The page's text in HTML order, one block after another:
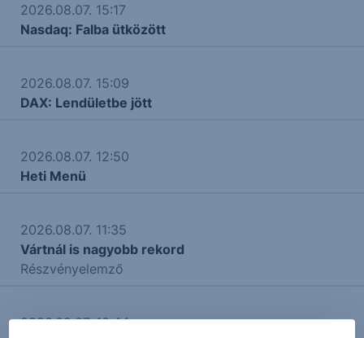
2026.08.07. 15:17
Nasdaq: Falba ütközött
2026.08.07. 15:09
DAX: Lendületbe jött
2026.08.07. 12:50
Heti Menü
2026.08.07. 11:35
Vártnál is nagyobb rekord
Részvényelemző
2026.08.07. 10:44